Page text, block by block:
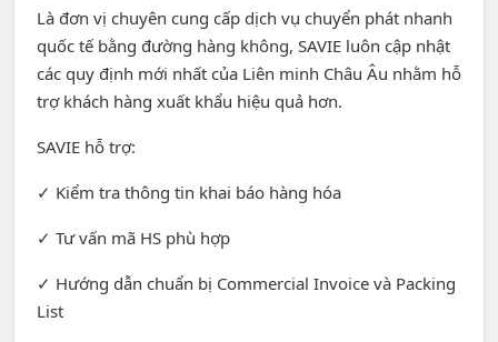
Là đơn vị chuyên cung cấp dịch vụ chuyển phát nhanh
quốc tế bằng đường hàng không, SAVIE luôn cập nhật
các quy định mới nhất của Liên minh Châu Âu nhằm hỗ
trợ khách hàng xuất khẩu hiệu quả hơn.
SAVIE hỗ trợ:
✓ Kiểm tra thông tin khai báo hàng hóa
✓ Tư vấn mã HS phù hợp
✓ Hướng dẫn chuẩn bị Commercial Invoice và Packing
List